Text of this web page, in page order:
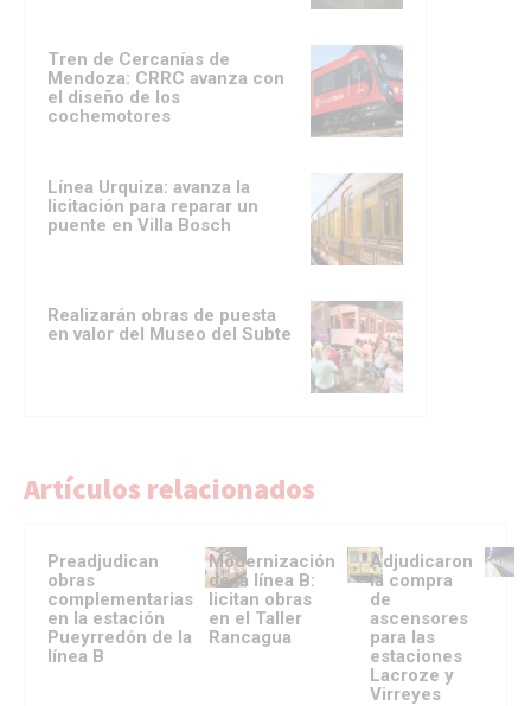
Tren de Cercanías de
Mendoza: CRRC avanza con
el diseño de los
cochemotores
Línea Urquiza: avanza la
licitación para reparar un
puente en Villa Bosch
Realizarán obras de puesta
en valor del Museo del Subte
Artículos relacionados
Preadjudican
obras
complementarias
en la estación
Pueyrredón de la
línea B
Modernización
de la línea B:
licitan obras
en el Taller
Rancagua
Adjudicaron
la compra
de
ascensores
para las
estaciones
Lacroze y
Virreyes